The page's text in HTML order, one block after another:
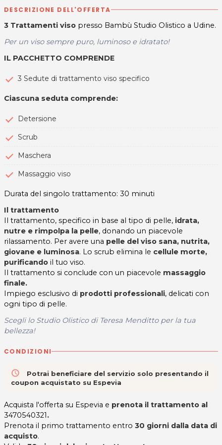
DESCRIZIONE DELL'OFFERTA
3 Trattamenti viso presso Bambù Studio Olistico a Udine.
Per un viso sempre puro, luminoso e idratato!
IL PACCHETTO COMPRENDE
3 Sedute di trattamento viso specifico
Ciascuna seduta comprende:
Detersione
Scrub
Maschera
Massaggio viso
Durata del singolo trattamento: 30 minuti
Il trattamento
Il trattamento, specifico in base al tipo di pelle, idrata,
nutre e rimpolpa la pelle, donando un piacevole
rilassamento. Per avere una pelle del viso sana, nutrita,
giovane e luminosa. Lo scrub elimina le cellule morte,
purificando il tuo viso.
Il trattamento si conclude con un piacevole massaggio
finale.
Impiego esclusivo di prodotti professionali, delicati con
ogni tipo di pelle.
Scegli lo Studio Olistico di Teresa Menditto per la tua
bellezza!
CONDIZIONI
access_time
Potrai beneficiare del servizio solo presentando il
coupon acquistato su Espevia
Acquista l'offerta su Espevia e prenota il trattamento al
3470540321.
Prenota il primo trattamento entro 30 giorni dalla data di
acquisto.